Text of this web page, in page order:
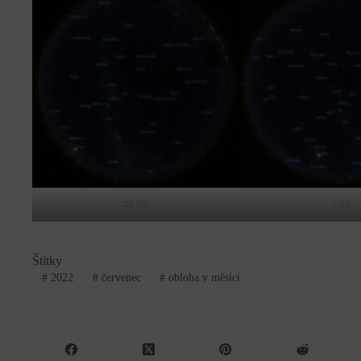
23:00
Štítky
#2022 #červenec # obloha v měsíci